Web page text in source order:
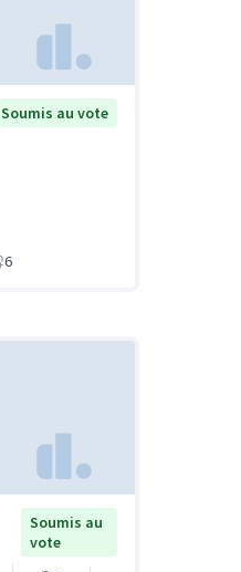
Soumis au vote
6
Soumis au
vote